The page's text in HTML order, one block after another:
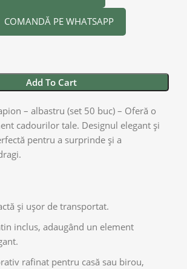
COMANDĂ PE WHATSAPP
Add To Cart
– albastru (set 50 buc) – Oferă o
cadourilor tale. Designul elegant și
pentru a surprinde și a
și ușor de transportat.
inclus, adaugând un element
rafinat pentru casă sau birou,